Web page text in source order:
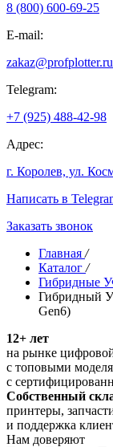
8 (800) 600-69-25
E-mail:
zakaz@profplotter.ru
Telegram:
+7 (925) 488-42-98
Адрес:
г. Королев, ул.
Написать в
Заказать звонок
Главная /
Каталог /
Гибридные
Гибридный
Gen6)
12+ лет
на рынке
с топовыми
с
Собственный
принтеры,
и поддержка
Нам доверяют